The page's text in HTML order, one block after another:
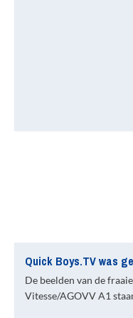
De beelden van de
Vitesse/AGOVV A1